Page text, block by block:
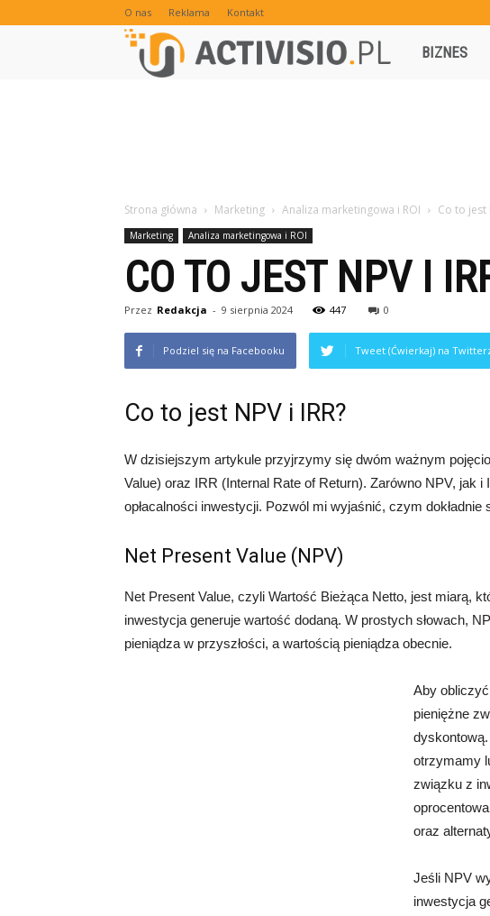
O nas Reklama Kontakt
Activisio.pl
BIZNES
Strona główna Marketing Analiza marketingowa i ROI Co to jest
Marketing Analiza marketingowa i ROI
CO TO JEST NPV I
Przez Redakcja - 9 sierpnia 2024 447 0
Podziel się na Facebooku Tweet (Ćwierkaj) na
Co to jest NPV i IRR?
W dzisiejszym artykule przyjrzymy się dwóm ważnym
Value) oraz IRR (Internal Rate of Return). Zarówno NPV, jak
opłacalności inwestycji. Pozwól mi wyjaśnić, czym dokładnie
Net Present Value (NPV)
Net Present Value, czyli Wartość Bieżąca Netto, jest miarą,
inwestycja generuje wartość dodaną. W prostych słowach,
pieniądza w przyszłości, a wartością pieniądza obecnie.
Aby
pieniężne
otrzymamy
związku z
oraz
Jeśli NPV
inwestycja